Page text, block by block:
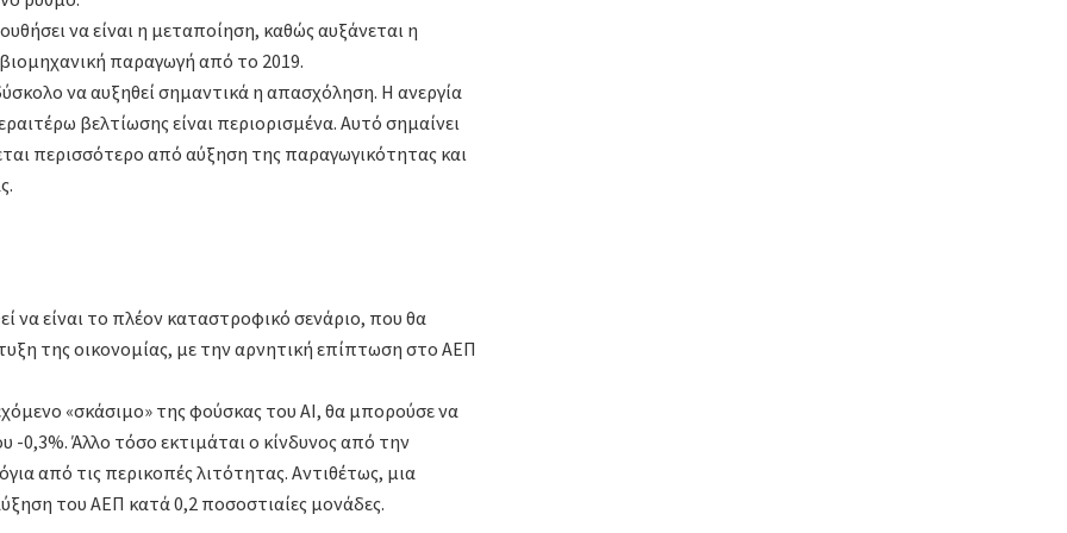
να είναι η μεταποίηση, καθώς αυξάνεται η
παραγωγή από το 2019.
να αυξηθεί σημαντικά η απασχόληση. Η ανεργία
βελτίωσης είναι περιορισμένα. Αυτό σημαίνει
περισσότερο από αύξηση της παραγωγικότητας και
να είναι το πλέον καταστροφικό σενάριο, που θα
της οικονομίας, με την αρνητική επίπτωση στο ΑΕΠ
«σκάσιμο» της φούσκας του ΑΙ, θα μπορούσε να
-0,3%. Άλλο τόσο εκτιμάται ο κίνδυνος από την
από τις περικοπές λιτότητας. Αντιθέτως, μια
του ΑΕΠ κατά 0,2 ποσοστιαίες μονάδες.